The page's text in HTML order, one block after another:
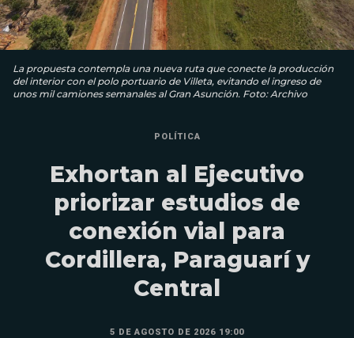
La propuesta contempla una nueva ruta que conecte la producción
del interior con el polo portuario de Villeta, evitando el ingreso de
unos mil camiones semanales al Gran Asunción. Foto: Archivo
POLÍTICA
Exhortan al Ejecutivo
priorizar estudios de
conexión vial para
Cordillera, Paraguarí y
Central
5 DE AGOSTO DE 2026 19:00